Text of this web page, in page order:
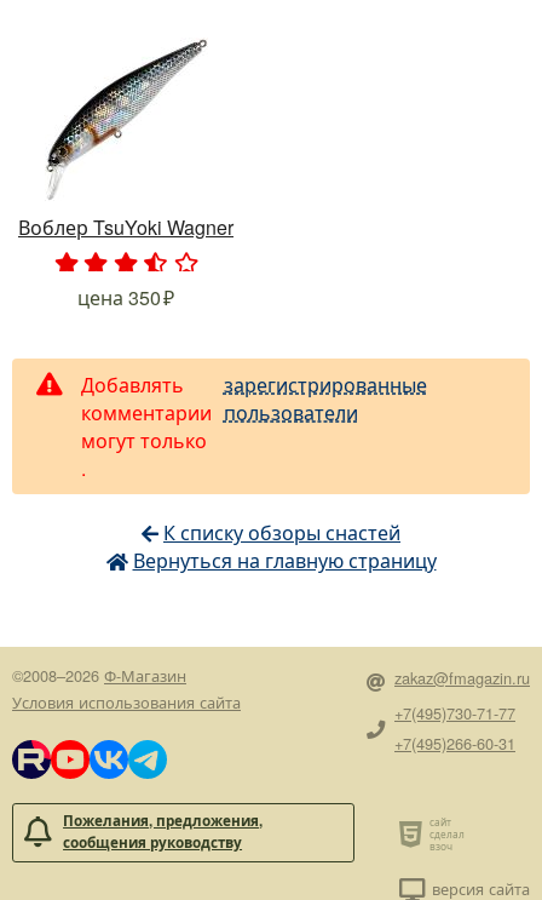
Воблер TsuYoki Wagner
. .
цена 350
Добавлять
комментарии
могут только
зарегистрированные
пользователи
.
К списку обзоры снастей
Вернуться на главную страницу
©2008–2026 Ф-Магазин
Условия использования сайта
Пожелания, предложения,
сообщения руководству
zakaz@fmagazin.ru
+7(495)730-71-77
+7(495)266-60-31
версия сайта